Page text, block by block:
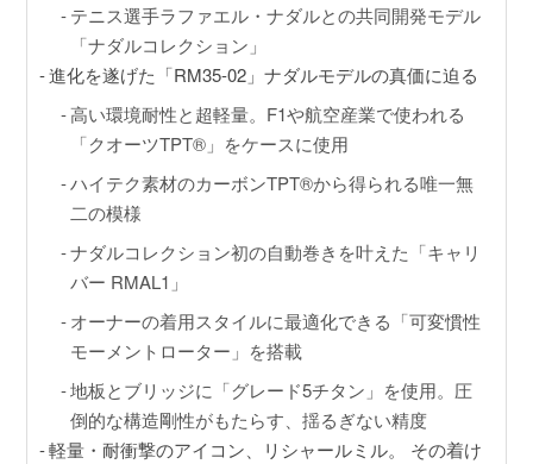
GINZA RASIN Youtubeチャンネル
GINZA RASINオンラインショップ
GINZA RASIN買取サイト
運営会社
テニス選手ラファエル・ナダルとの共同開発モデル
「ナダルコレクション」
進化を遂げた「RM35-02」ナダルモデルの真価に迫る
高い環境耐性と超軽量。F1や航空産業で使われる
「クオーツTPT®」をケースに使用
ハイテク素材のカーボンTPT®から得られる唯一無
二の模様
ナダルコレクション初の自動巻きを叶えた「キャリ
バー RMAL1」
オーナーの着用スタイルに最適化できる「可変慣性
モーメントローター」を搭載
地板とブリッジに「グレード5チタン」を使用。圧
倒的な構造剛性がもたらす、揺るぎない精度
軽量・耐衝撃のアイコン、リシャールミル。 その着け